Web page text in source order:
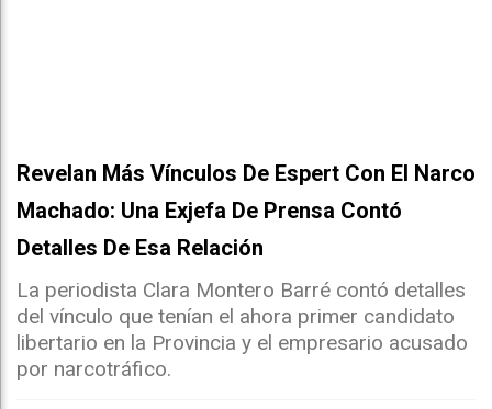
Revelan Más Vínculos De Espert Con El Narco
Machado: Una Exjefa De Prensa Contó
Detalles De Esa Relación
La periodista Clara Montero Barré contó detalles
del vínculo que tenían el ahora primer candidato
libertario en la Provincia y el empresario acusado
por narcotráfico.